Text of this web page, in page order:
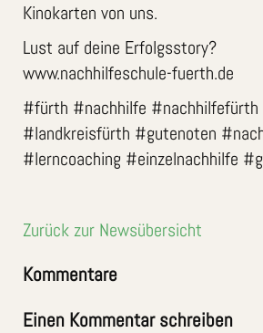
Kinokarten von uns.
Lust auf deine Erfolgsstory?
www.nachhilfeschule-fuerth.de
#fürth #nachhilfe
#landkreisfürth #gutenoten
#lerncoaching #einzelnachhilfe
Zurück zur Newsübersicht
Kommentare
Einen Kommentar schreiben